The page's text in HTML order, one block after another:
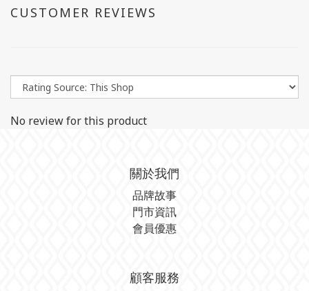
CUSTOMER REVIEWS
No review for this product
關於我們
品牌故事
門市資訊
會員優惠
顧客服務